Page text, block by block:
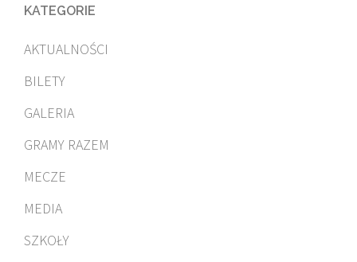
KATEGORIE
AKTUALNOŚCI
BILETY
GALERIA
GRAMY RAZEM
MECZE
MEDIA
SZKOŁY